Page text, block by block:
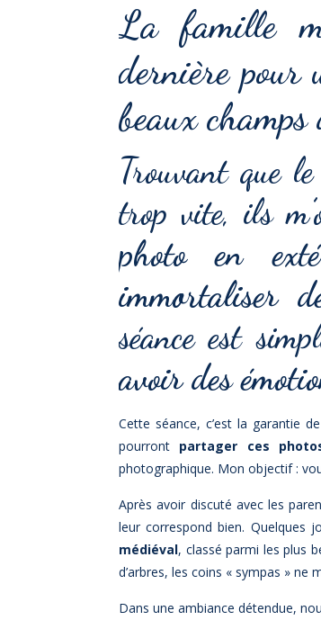
La famille
dernière pour
beaux champs
Trouvant que
trop vite, ils
photo en
immortaliser
séance est
avoir des
Cette séance, c’est la garantie
pourront partager ces
photographique. Mon objectif :
Après avoir discuté avec les
leur correspond bien. Quelques
médiéval, classé parmi les plus
d’arbres, les coins « sympas » ne
Dans une ambiance détendue,